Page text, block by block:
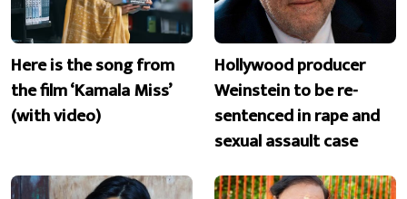
Here is the song from
the film ‘Kamala Miss’
(with video)
Hollywood producer
Weinstein to be re-
sentenced in rape and
sexual assault case